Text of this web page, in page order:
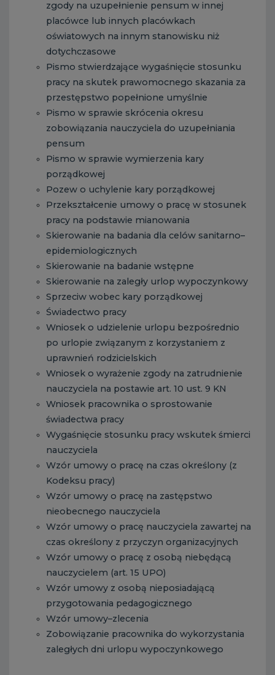
zgody na uzupełnienie pensum w innej
placówce lub innych placówkach
oświatowych na innym stanowisku niż
dotychczasowe
Pismo stwierdzające wygaśnięcie stosunku
pracy na skutek prawomocnego skazania za
przestępstwo popełnione umyślnie
Pismo w sprawie skrócenia okresu
zobowiązania nauczyciela do uzupełniania
pensum
Pismo w sprawie wymierzenia kary
porządkowej
Pozew o uchylenie kary porządkowej
Przekształcenie umowy o pracę w stosunek
pracy na podstawie mianowania
Skierowanie na badania dla celów sanitarno–
epidemiologicznych
Skierowanie na badanie wstępne
Skierowanie na zaległy urlop wypoczynkowy
Sprzeciw wobec kary porządkowej
Świadectwo pracy
Wniosek o udzielenie urlopu bezpośrednio
po urlopie związanym z korzystaniem z
uprawnień rodzicielskich
Wniosek o wyrażenie zgody na zatrudnienie
nauczyciela na postawie art. 10 ust. 9 KN
Wniosek pracownika o sprostowanie
świadectwa pracy
Wygaśnięcie stosunku pracy wskutek śmierci
nauczyciela
Wzór umowy o pracę na czas określony (z
Kodeksu pracy)
Wzór umowy o pracę na zastępstwo
nieobecnego nauczyciela
Wzór umowy o pracę nauczyciela zawartej na
czas określony z przyczyn organizacyjnych
Wzór umowy o pracę z osobą niebędącą
nauczycielem (art. 15 UPO)
Wzór umowy z osobą nieposiadającą
przygotowania pedagogicznego
Wzór umowy–zlecenia
Zobowiązanie pracownika do wykorzystania
zaległych dni urlopu wypoczynkowego